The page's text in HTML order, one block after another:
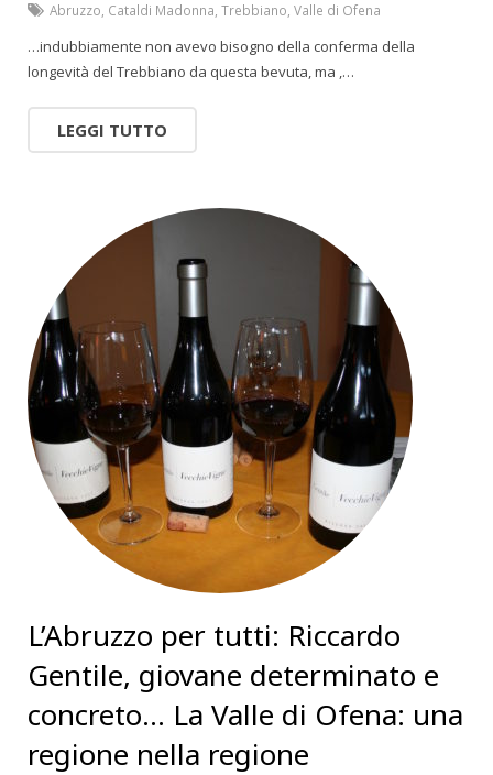
Abruzzo Cataldi Madonna Trebbiano Valle di Ofena
…indubbiamente non avevo bisogno della conferma della
longevità del Trebbiano da questa bevuta, ma ,…
LEGGI TUTTO
L’Abruzzo per tutti: Riccardo
Gentile, giovane determinato e
concreto… La Valle di Ofena: una
regione nella regione